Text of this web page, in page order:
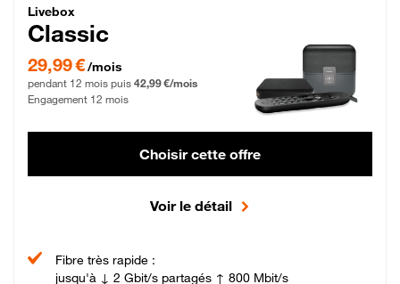
Livebox Classic Fibre
Livebox
Classic
29,99 € par mois pendant 12 mois puis 42,99 € par mois, Engagement 12 mois
29,99 €/mois
pendant 12 mois puis 42,99 €/mois
Engagement 12 mois
Choisir cette offre
Voir le détail
Fibre très rapide :
jusqu'à ↓ 2 Gbit/s partagés ↑ 800 Mbit/s